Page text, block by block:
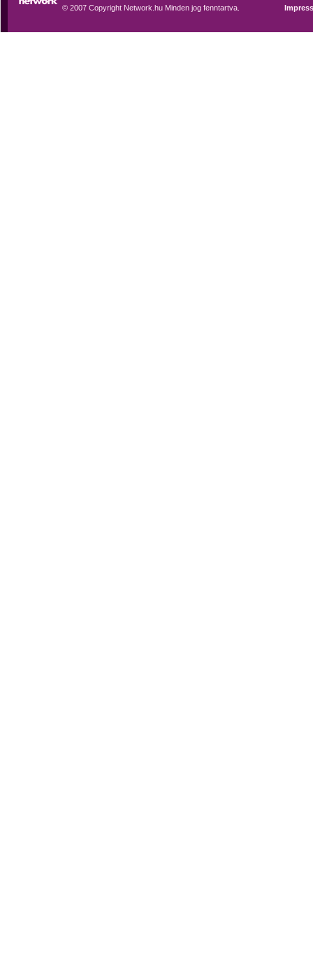
© 2007 Copyright Network.hu Minden jog fenntartva.